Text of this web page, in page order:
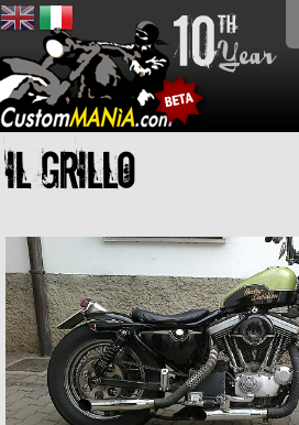
Il Grillo